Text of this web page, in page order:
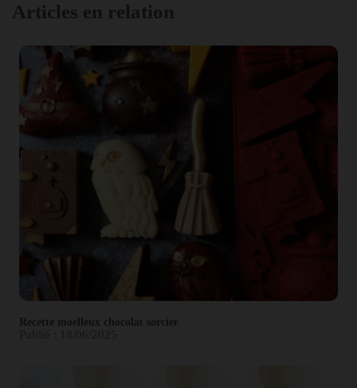
Articles en relation
Recette moelleux chocolat sorcier